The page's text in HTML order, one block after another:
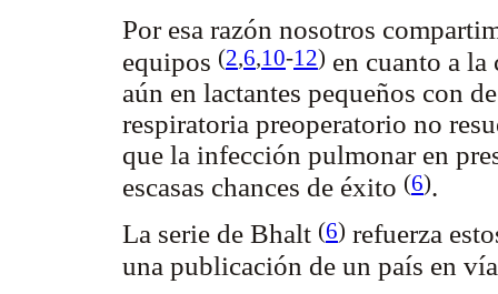
Por esa razón nosotros
equipos (2,6,10-12) en cuanto a
aún en lactantes pequeños con
respiratoria preoperatorio no
que la infección pulmonar en
escasas chances de éxito (6).
La serie de Bhalt (6) refuerza
una publicación de un país en